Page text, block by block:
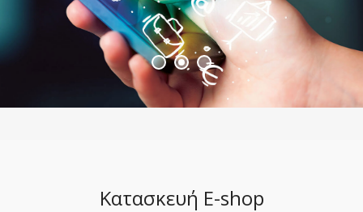
Κατασκευή E-shop